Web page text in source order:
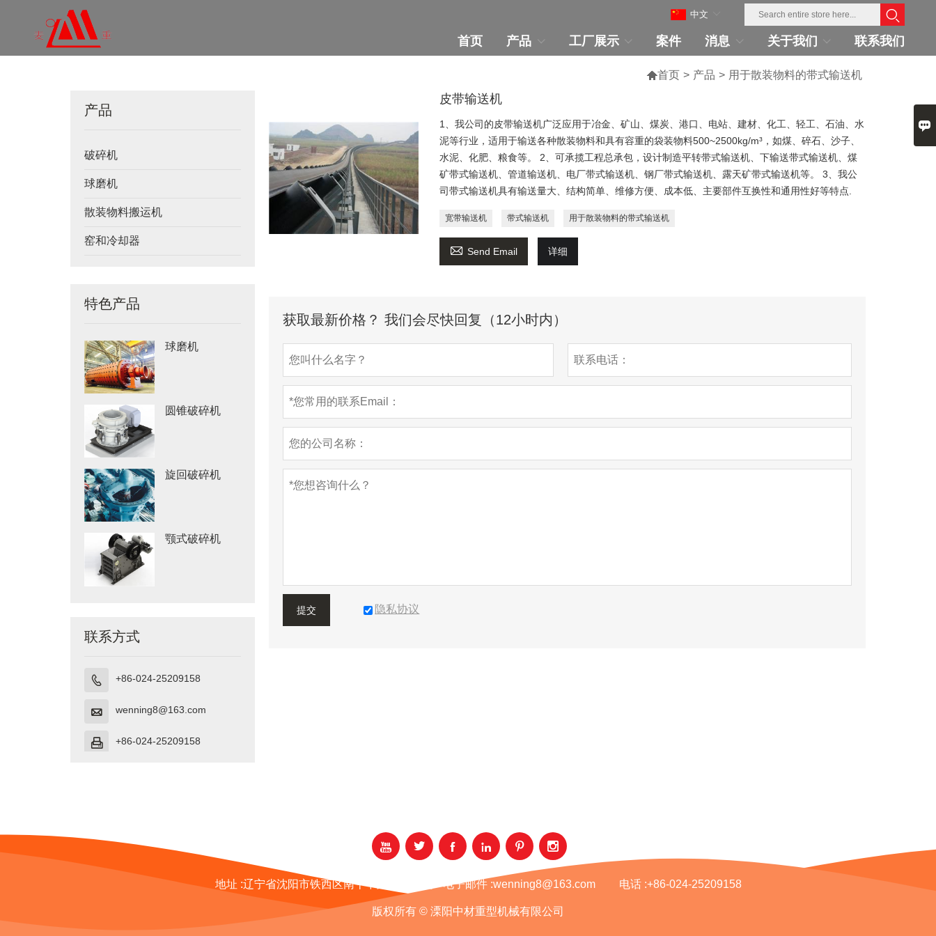
首页 产品 工厂展示 案件 消息 关于我们 联系我们
中文
首页 > 产品 > 用于散装物料的带式输送机
产品
破碎机
球磨机
散装物料搬运机
窑和冷却器
特色产品
球磨机
圆锥破碎机
旋回破碎机
颚式破碎机
联系方式
 +86-024-25209158
 wenning8@163.com
 +86-024-25209158
皮带输送机
1、我公司的皮带输送机广泛应用于冶金、矿山、煤炭、港口、电站、建材、化工、轻工、石油、水
泥等行业，适用于输送各种散装物料和具有容重的袋装物料500~2500kg/m³，如煤、碎石、沙子、
水泥、化肥、粮食等。 2、可承揽工程总承包，设计制造平转带式输送机、下输送带式输送机、煤
矿带式输送机、管道输送机、电厂带式输送机、钢厂带式输送机、露天矿带式输送机等。 3、我公
司带式输送机具有输送量大、结构简单、维修方便、成本低、主要部件互换性和通用性好等特点.
宽带输送机 带式输送机 用于散装物料的带式输送机
 Send Email 详细
获取最新价格？ 我们会尽快回复（12小时内）
提交 隐私协议
     
地址 :辽宁省沈阳市铁西区南十中路1号29门。 电子邮件 :wenning8@163.com 电话 :+86-024-25209158
版权所有 © 溧阳中材重型机械有限公司
